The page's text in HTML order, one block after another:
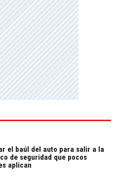
el baúl del auto para salir a la
de seguridad que pocos
aplican